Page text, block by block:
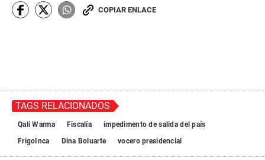
COPIAR ENLACE
TAGS RELACIONADOS
Qali Warma Fiscalía
impedimento de salida del país
FrigoInca
Dina Boluarte vocero presidencial